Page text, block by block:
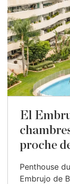
El
proche
Penthouse
Embrujo de